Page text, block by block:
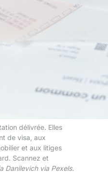
délivrée. Elles
de visa, aux
et aux litiges
Scannez et
Danilevich via Pexels.